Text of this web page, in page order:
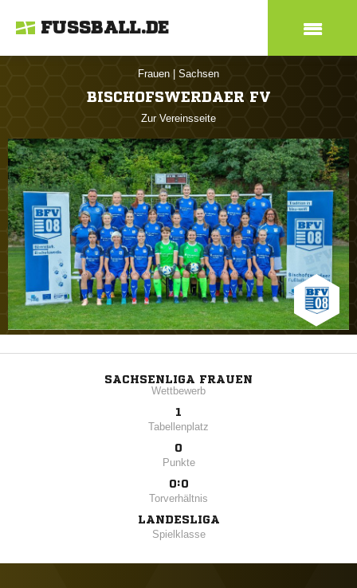
FUSSBALL.DE
Frauen Sachsen
BISCHOFSWERDAER FV
Zur Vereinsseite
SACHSENLIGA FRAUEN
Wettbewerb
1
Tabellenplatz
0
Punkte
0:0
Torverhältnis
LANDESLIGA
Spielklasse